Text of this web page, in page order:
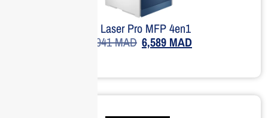
HP Laser Pro MFP 4en1
11,041MAD 6,589 MAD